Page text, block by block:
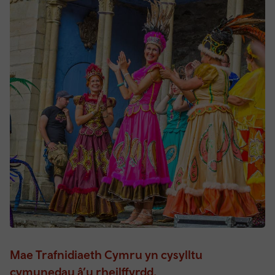
Mae Trafnidiaeth Cymru yn cysylltu
cymunedau â’u rheilffyrdd.